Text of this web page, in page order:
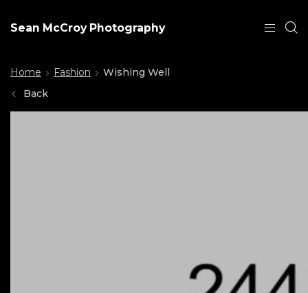
Sean McCroy Photography
Home Fashion
Wishing Well
Back